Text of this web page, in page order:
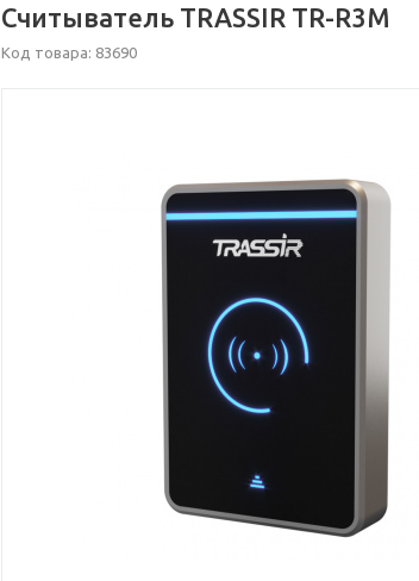
Считыватель TRASSIR TR-R3M
Код товара: 83690